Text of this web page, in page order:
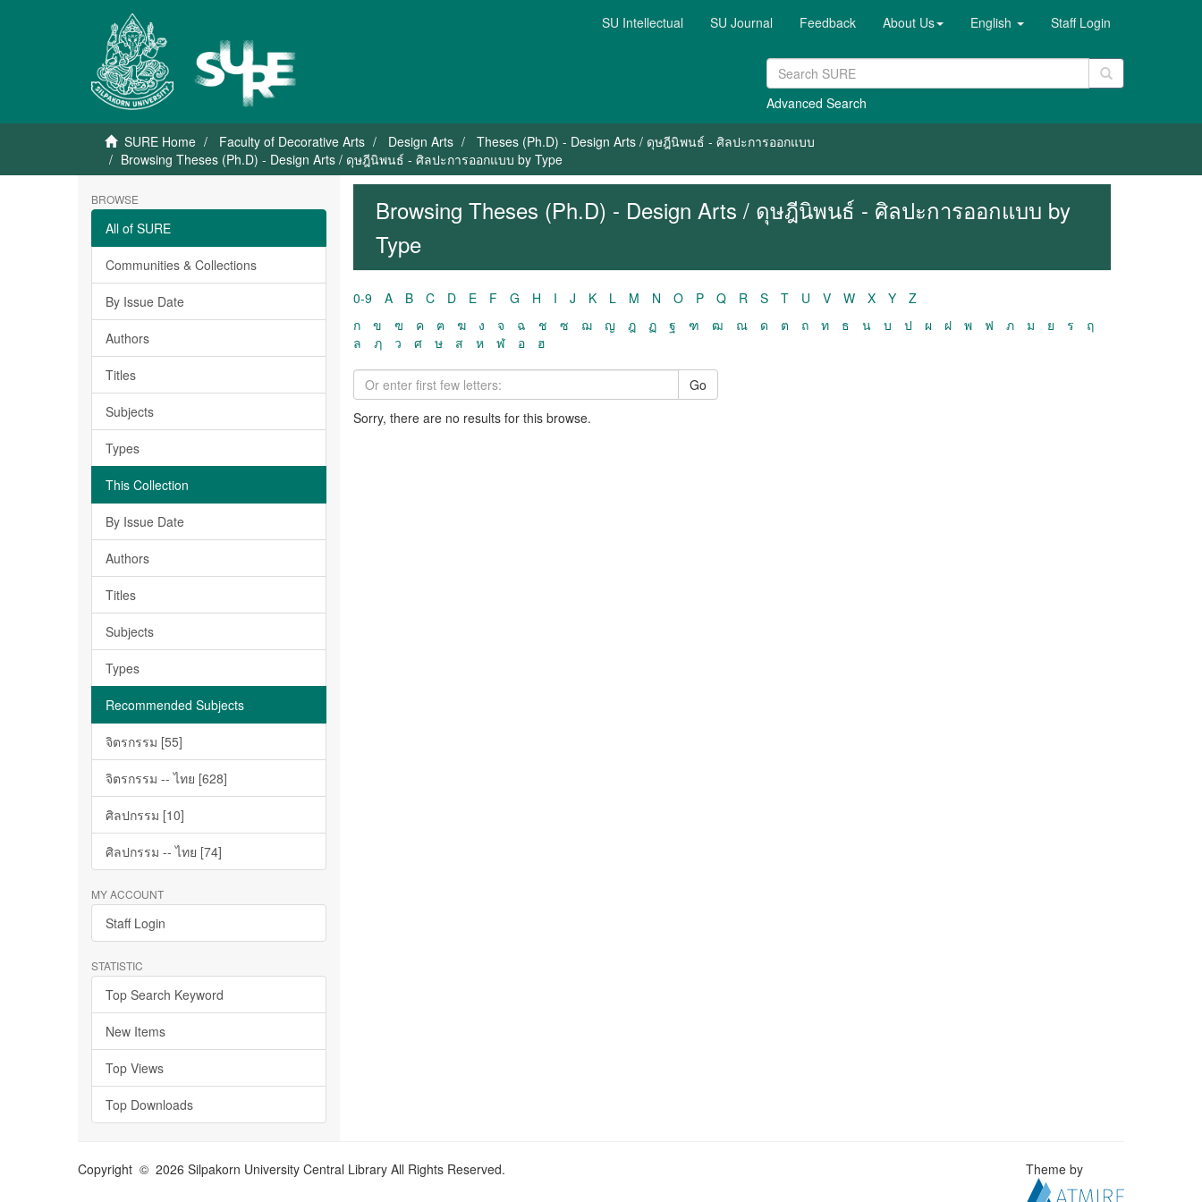
SU Intellectual SU Journal Feedback About Us English Staff Login
Advanced Search
SURE Home Faculty of Decorative Arts Design Arts
Theses (Ph.D) - Design Arts / ดุษฎีนิพนธ์ - ศิลปะการออกแบบ
Browsing Theses (Ph.D) - Design Arts / ดุษฎีนิพนธ์ - ศิลปะการออกแบบ by Type
BROWSE
All of SURE
Communities & Collections
By Issue Date
Authors
Titles
Subjects
Types
This Collection
By Issue Date
Authors
Titles
Subjects
Types
Recommended Subjects
จิตรกรรม [55]
จิตรกรรม -- ไทย [628]
ศิลปกรรม [10]
ศิลปกรรม -- ไทย [74]
MY ACCOUNT
Staff Login
STATISTIC
Top Search Keyword
New Items
Top Views
Top Downloads
Browsing Theses (Ph.D) - Design Arts / ดุษฎีนิพนธ์ - ศิลปะการออกแบบ by
Type
0-9 A B C D E F G H I J K L M N O P Q R S T U V W X Y
Z
ก
ข ฃ ค ฅ ฆ ง จ ฉ ช ซ ฌ ญ ฎ ฏ ฐ ฑ ฒ ณ ด ต ถ ท ธ น บ ป ผ ฝ พ ฟ ภ ม ย ร
ฤ
ล
ฦ ว ศ ษ ส ห ฬ อ ฮ
Go
Sorry, there are no results for this browse.
Copyright © 2026 Silpakorn University Central Library All Rights Reserved. Theme by